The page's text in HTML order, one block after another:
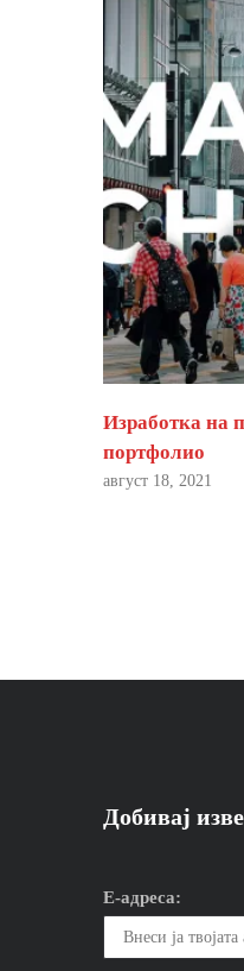
Изработка на
портфолио
август 18, 2021
Добивај
Е-адреса: